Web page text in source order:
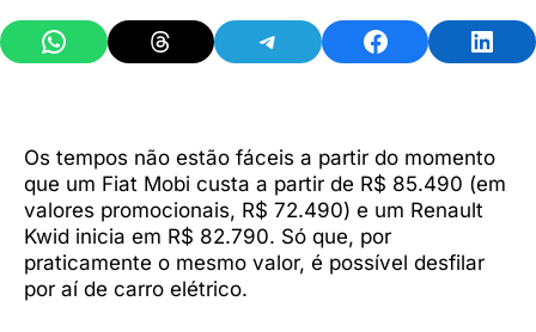
Share on WhatsAppShare on ThreadsShare on TelegramShare on Facebook
Os tempos não estão fáceis a partir do momento
que um Fiat Mobi custa a partir de R$ 85.490 (em
valores promocionais, R$ 72.490) e um Renault
Kwid inicia em R$ 82.790. Só que, por
praticamente o mesmo valor, é possível desfilar
por aí de carro elétrico.